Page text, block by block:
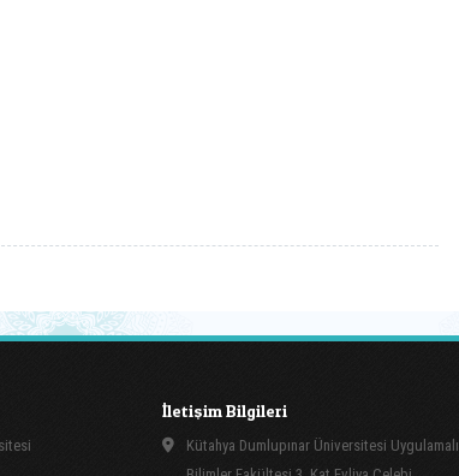
İletişim Bilgileri
Kütahya Dumlupınar Üniversitesi Uygulamalı